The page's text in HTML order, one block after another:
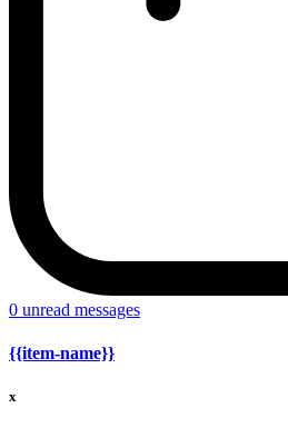
0 unread messages
{{item-name}}
x